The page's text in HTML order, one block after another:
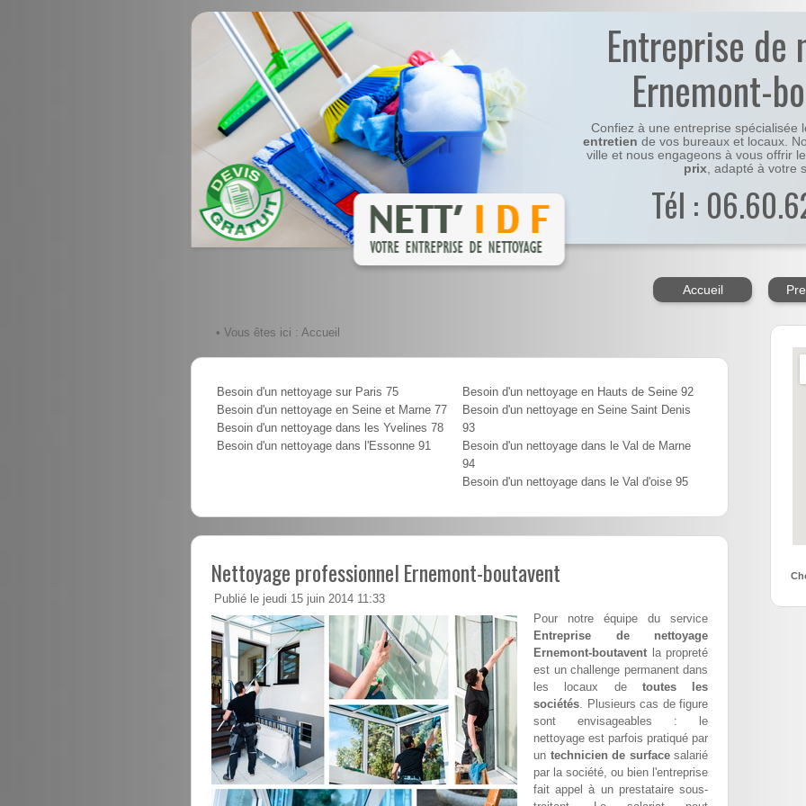
Entreprise de
Ernemont-
Confiez à une entreprise spécialisée
entretien de vos bureaux et locaux.
ville et nous engageons à vous offrir le
prix, adapté à votre
Tél :
Accueil
• Vous êtes ici : Accueil
Besoin d'un nettoyage sur Paris 75
Besoin d'un nettoyage en Seine et Marne 77
Besoin d'un nettoyage dans les Yvelines 78
Besoin d'un nettoyage dans l'Essonne 91
Besoin d'un nettoyage en Hauts de Seine 92
Besoin d'un nettoyage en Seine Saint Denis
93
Besoin d'un nettoyage dans le Val de Marne
94
Besoin d'un nettoyage dans le Val d'oise 95
Nettoyage professionnel Ernemont-boutavent
Publié le jeudi 15 juin 2014 11:33
Pour notre équipe du service
Entreprise de nettoyage
Ernemont-boutavent la propreté
est un challenge permanent dans
les locaux de toutes les
sociétés. Plusieurs cas de figure
sont envisageables : le
nettoyage est parfois pratiqué par
un technicien de surfacesalarié
par la société, ou bien l'entreprise
fait appel à un prestataire sous-